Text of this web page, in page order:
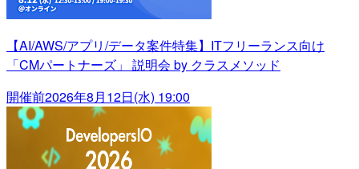
【AI/AWS/アプリ/データ案件特集】ITフリーランス向け
「CMパートナーズ」 説明会 by クラスメソッド
開催前2026年8月12日(水) 19:00